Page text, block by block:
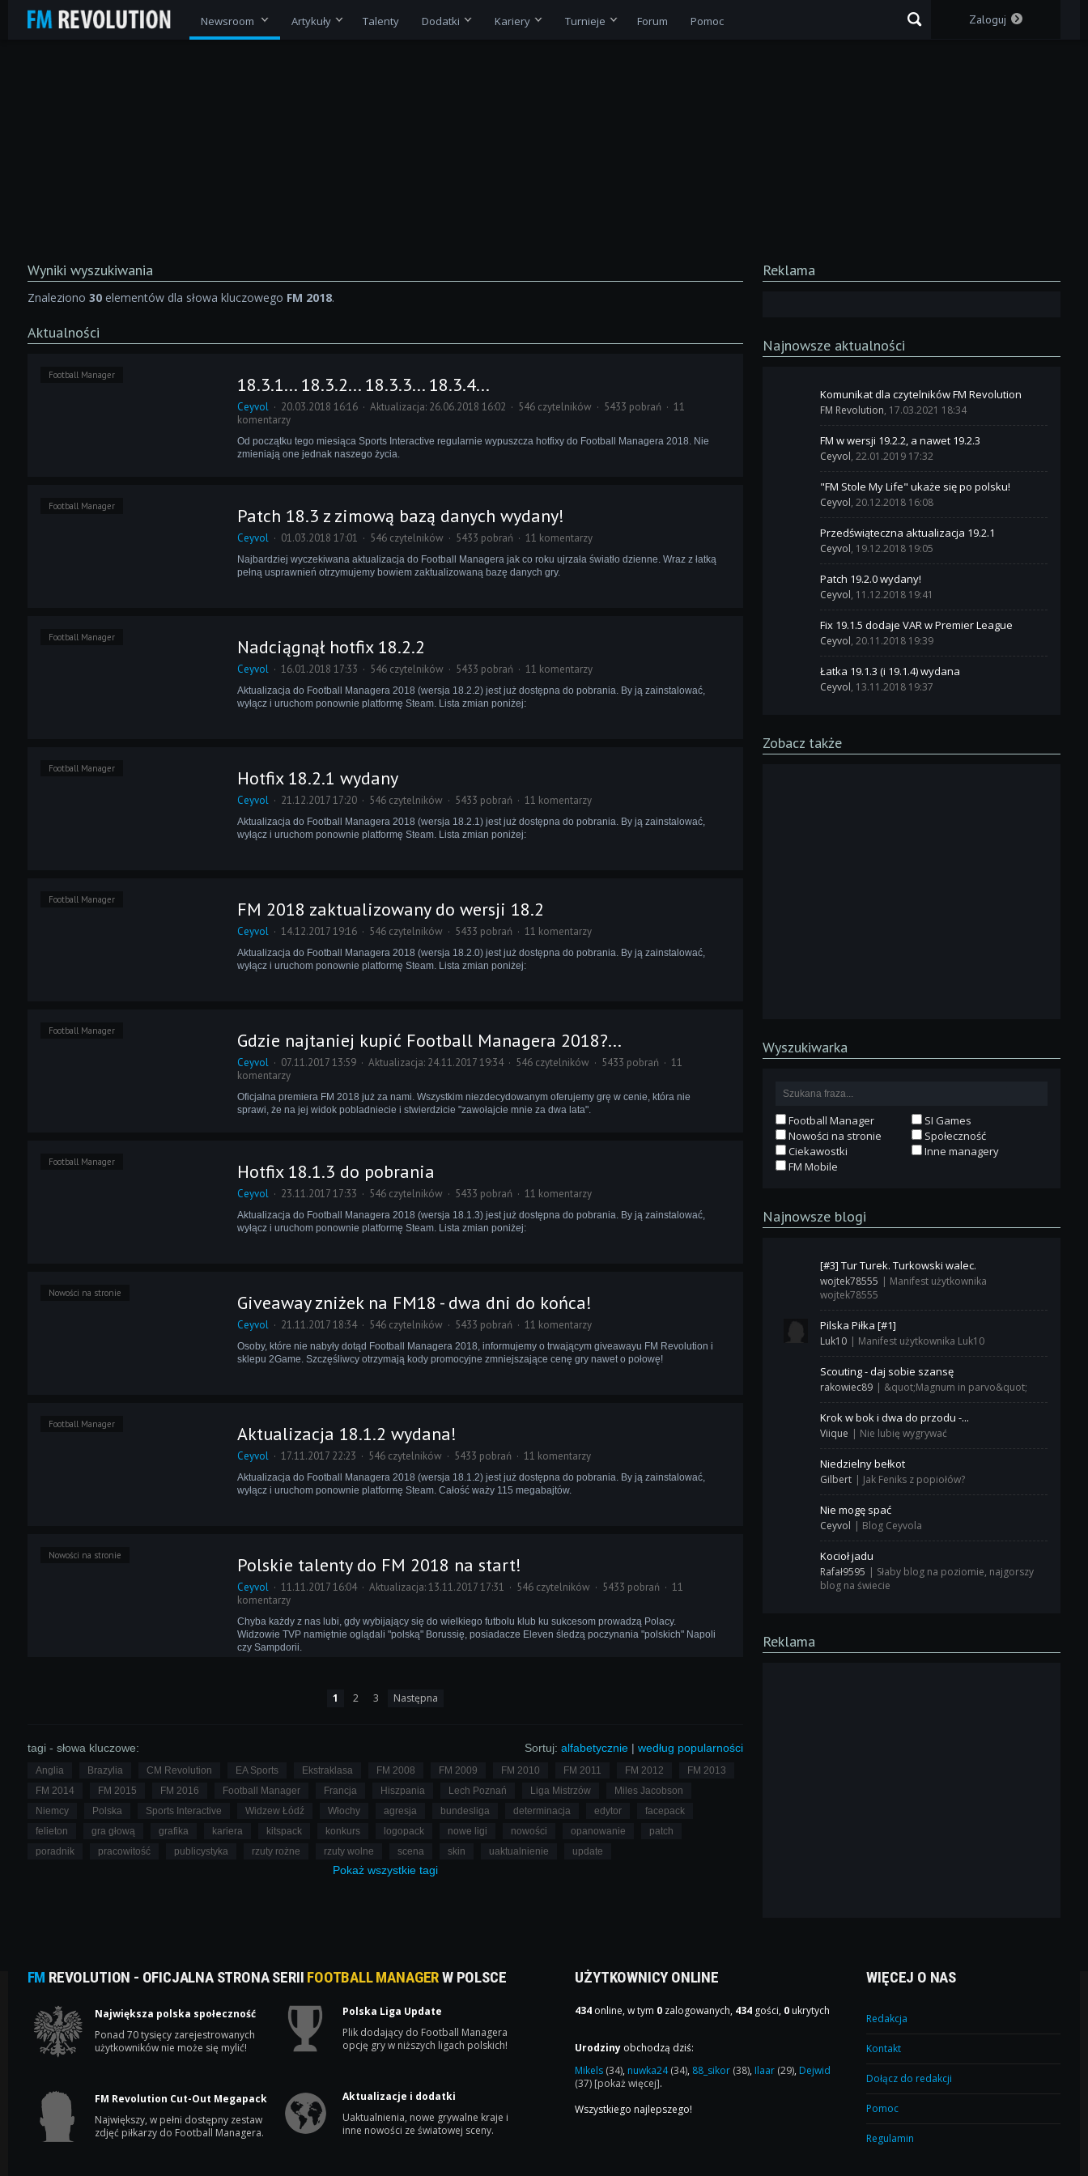
Newsroom Artykuły Talenty Dodatki Kariery Turnieje Forum Pomoc Zaloguj
Wyniki wyszukiwania
Znaleziono 30elementów dla słowa kluczowego FM 2018.
Aktualności
Football Manager 18.3.1... 18.3.2... 18.3.3... 18.3.4...
Ceyvol 20.03.2018 16:16 Aktualizacja: 26.06.2018 16:02 546 czytelników 5433 pobrań
11
komentarzy
Od początku tego miesiąca Sports Interactive regularnie wypuszcza hotfixy do Football Managera 2018. Nie
zmieniają one jednak naszego życia.
Football Manager Patch 18.3 z zimową bazą danych wydany!
Ceyvol 01.03.2018 17:01 546 czytelników 5433 pobrań 11 komentarzy
Najbardziej wyczekiwana aktualizacja do Football Managera jak co roku ujrzała światło dzienne. Wraz z łatką
pełną usprawnień otrzymujemy bowiem zaktualizowaną bazę danych gry.
Football Manager Nadciągnął hotfix 18.2.2
Ceyvol 16.01.2018 17:33 546 czytelników 5433 pobrań 11 komentarzy
Aktualizacja do Football Managera 2018 (wersja 18.2.2) jest już dostępna do pobrania. By ją zainstalować,
wyłącz i uruchom ponownie platformę Steam. Lista zmian poniżej:
Football Manager Hotfix 18.2.1 wydany
Ceyvol 21.12.2017 17:20 546 czytelników 5433 pobrań 11 komentarzy
Aktualizacja do Football Managera 2018 (wersja 18.2.1) jest już dostępna do pobrania. By ją zainstalować,
wyłącz i uruchom ponownie platformę Steam. Lista zmian poniżej:
Football Manager FM 2018 zaktualizowany do wersji 18.2
Ceyvol 14.12.2017 19:16 546 czytelników 5433 pobrań 11 komentarzy
Aktualizacja do Football Managera 2018 (wersja 18.2.0) jest już dostępna do pobrania. By ją zainstalować,
wyłącz i uruchom ponownie platformę Steam. Lista zmian poniżej:
Football Manager Gdzie najtaniej kupić Football Managera 2018?...
Ceyvol 07.11.2017 13:59 Aktualizacja: 24.11.2017 19:34 546 czytelników 5433 pobrań
11
komentarzy
Oficjalna premiera FM 2018 już za nami. Wszystkim niezdecydowanym oferujemy grę w cenie, która nie
sprawi, że na jej widok pobladniecie i stwierdzicie "zawołajcie mnie za dwa lata".
Football Manager Hotfix 18.1.3 do pobrania
Ceyvol 23.11.2017 17:33 546 czytelników 5433 pobrań 11 komentarzy
Aktualizacja do Football Managera 2018 (wersja 18.1.3) jest już dostępna do pobrania. By ją zainstalować,
wyłącz i uruchom ponownie platformę Steam. Lista zmian poniżej:
Nowości na stronie Giveaway zniżek na FM18 - dwa dni do końca!
Ceyvol 21.11.2017 18:34 546 czytelników 5433 pobrań 11 komentarzy
Osoby, które nie nabyły dotąd Football Managera 2018, informujemy o trwającym giveawayu FM Revolution i
sklepu 2Game. Szczęśliwcy otrzymają kody promocyjne zmniejszające cenę gry nawet o połowę!
Football Manager Aktualizacja 18.1.2 wydana!
Ceyvol 17.11.2017 22:23 546 czytelników 5433 pobrań 11 komentarzy
Aktualizacja do Football Managera 2018 (wersja 18.1.2) jest już dostępna do pobrania. By ją zainstalować,
wyłącz i uruchom ponownie platformę Steam. Całość waży 115 megabajtów.
Nowości na stronie Polskie talenty do FM 2018 na start!
Ceyvol 11.11.2017 16:04 Aktualizacja: 13.11.2017 17:31 546 czytelników 5433 pobrań
11
komentarzy
Chyba każdy z nas lubi, gdy wybijający się do wielkiego futbolu klub ku sukcesom prowadzą Polacy.
Widzowie TVP namiętnie oglądali "polską" Borussię, posiadacze Eleven śledzą poczynania "polskich" Napoli
czy Sampdorii.
1 2 3 Następna
Sortuj: alfabetycznie |według popularności
tagi - słowa kluczowe:
Anglia Brazylia CM Revolution EA Sports Ekstraklasa FM 2008 FM 2009 FM 2010 FM 2011 FM 2012
FM 2013
FM 2014
FM 2015 FM 2016 Football Manager Francja Hiszpania Lech Poznań Liga Mistrzów
Miles Jacobson
Niemcy
Polska Sports Interactive Widzew Łódź Włochy agresja bundesliga determinacja edytor
facepack
felieton
gra głową grafika kariera kitspack konkurs logopack nowe ligi nowości opanowanie
patch
poradnik
pracowitość publicystyka rzuty rożne rzuty wolne scena skin uaktualnienie update
Pokaż wszystkietagi
Reklama
Najnowsze aktualności
Komunikat dla czytelników FM Revolution
FM Revolution, 17.03.2021 18:34
FM w wersji 19.2.2, a nawet 19.2.3
Ceyvol, 22.01.2019 17:32
"FM Stole My Life" ukaże się po polsku!
Ceyvol, 20.12.2018 16:08
Przedświąteczna aktualizacja 19.2.1
Ceyvol, 19.12.2018 19:05
Patch 19.2.0 wydany!
Ceyvol, 11.12.2018 19:41
Fix 19.1.5 dodaje VAR w Premier League
Ceyvol, 20.11.2018 19:39
Łatka 19.1.3 (i 19.1.4) wydana
Ceyvol, 13.11.2018 19:37
Zobacz także
Wyszukiwarka
Football Manager
SI Games
Nowości na stronie
Społeczność
Ciekawostki
Inne managery
FM Mobile
Najnowsze blogi
[#3] Tur Turek. Turkowski walec.
wojtek78555 | Manifest użytkownika
wojtek78555
Pilska Piłka [#1]
Luk10 | Manifest użytkownika Luk10
Scouting - daj sobie szansę
rakowiec89 | &quot;Magnum in parvo&quot;
Krok w bok i dwa do przodu -...
Viique | Nie lubię wygrywać
Niedzielny bełkot
Gilbert | Jak Feniks z popiołów?
Nie mogę spać
Ceyvol | Blog Ceyvola
Kocioł jadu
Rafał9595 | Słaby blog na poziomie, najgorszy
blog na świecie
Reklama
FM REVOLUTION - OFICJALNA STRONA SERII FOOTBALL MANAGERW POLSCE
Największa polska społeczność
Ponad 70 tysięcy zarejestrowanych
użytkowników nie może się mylić!
Polska Liga Update
Plik dodający do Football Managera
opcję gry w niższych ligach polskich!
FM Revolution Cut-Out Megapack
Największy, w pełni dostępny zestaw
zdjęć piłkarzy do Football Managera.
Aktualizacje i dodatki
Uaktualnienia, nowe grywalne kraje i
inne nowości ze światowej sceny.
UŻYTKOWNICY ONLINE
434 online, w tym 0 zalogowanych, 434 gości, 0 ukrytych
Urodziny obchodzą dziś:
Mikels (34), nuwka24(34), 88_sikor (38), Ilaar (29), Dejwid
(37) [pokaż więcej].
Wszystkiego najlepszego!
WIĘCEJ O NAS
Redakcja
Kontakt
Dołącz do redakcji
Pomoc
Regulamin